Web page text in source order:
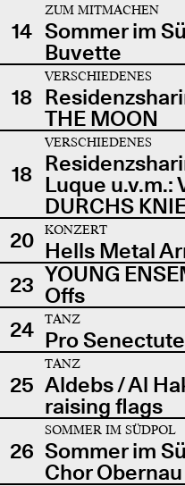
14
ZUM MITMACHEN
Sommer im
Buvette
18
VERSCHIEDENES
THE MOON
18
VERSCHIEDENES
Luque u.v.m.:
DURCHS
20
KONZERT
Hells Metal
23 YOUNG
Offs
24
TANZ
Pro
25
TANZ
Aldebs / Al
raising flags
26
SOMMER IM SÜDPOL
Sommer im
Chor Obernau